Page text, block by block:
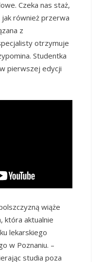
Czeka nas staż,
również przerwa
z
otrzymuje
Studentka
w pierwszej edycji
wiąże
która aktualnie
lekarskiego
w Poznaniu. –
studia poza